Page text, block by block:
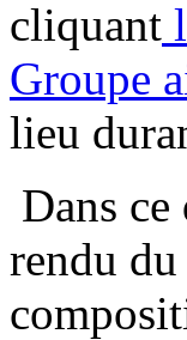
cliquant
Groupe
lieu
Dans
rendu